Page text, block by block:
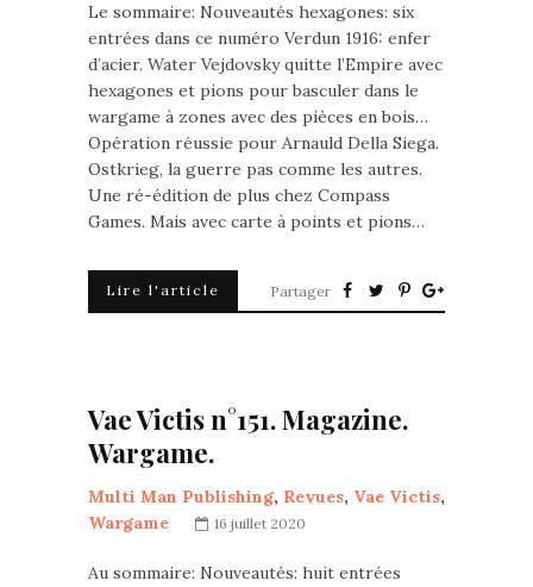
Le sommaire: Nouveautés hexagones: six
entrées dans ce numéro Verdun 1916: enfer
d’acier. Water Vejdovsky quitte l’Empire avec
hexagones et pions pour basculer dans le
wargame à zones avec des pièces en bois…
Opération réussie pour Arnauld Della Siega.
Ostkrieg, la guerre pas comme les autres.
Une ré-édition de plus chez Compass
Games. Mais avec carte à points et pions…
Lire l'article Partager
Vae Victis n°151. Magazine.
Wargame.
Multi Man Publishing, Revues, Vae Victis,
Wargame
16 juillet 2020
Au sommaire: Nouveautés: huit entrées